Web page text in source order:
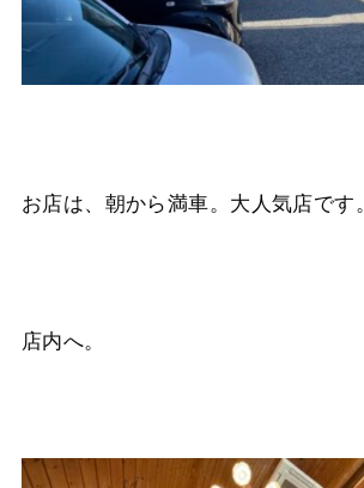
お店は、朝から満車。大人気店です。
店内へ。